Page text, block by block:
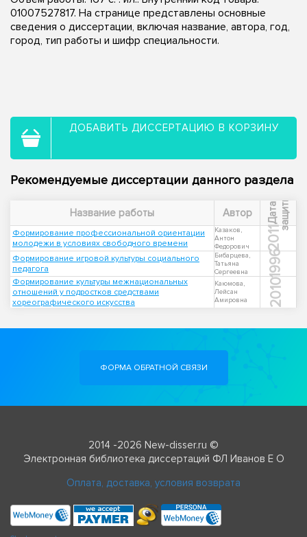
01007527817. На странице представлены основные
сведения о диссертации, включая название, автора, год,
город, тип работы и шифр специальности.
ДОБАВИТЬ ДИССЕРТАЦИЮ В КОРЗИНУ
Рекомендуемые диссертации данного раздела
Название работы Автор Д
а
т
а
з
а
щ
и
т ы
Формирование профессиональной ориентации
молодежи в условиях свободного времени
Казаков,
Антон
Федорович
2011
Формирование игровой культуры социального
педагога
Бибарцева,
Татьяна
Сергеевна
1996
Формирование культуры межнациональных
отношений у подростков средствами
хореографического искусства
Каюмова,
Лейсан
Амировна
2010
ФОРМА ОБРАТНОЙ СВЯЗИ
2014 -2026 New-disser.ru ©
Электронная библиотека диссертаций ФЛ Иванов Е О
Оплата, доставка, условия возврата